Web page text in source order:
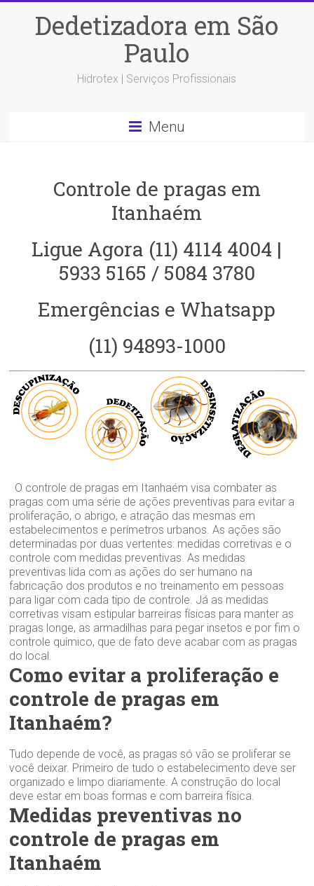
Dedetizadora em São
Paulo
Hidrotex | Serviços Profissionais
Menu
Controle de pragas em
Itanhaém
Ligue Agora (11) 4114 4004 |
5933 5165 / 5084 3780
Emergências e Whatsapp
(11) 94893-1000
O controle de pragas em Itanhaém visa combater as
pragas com uma série de ações preventivas para evitar a
proliferação, o abrigo, e atração das mesmas em
estabelecimentos e perímetros urbanos. As ações são
determinadas por duas vertentes: medidas corretivas e o
controle com medidas preventivas. As medidas
preventivas lida com as ações do ser humano na
fabricação dos produtos e no treinamento em pessoas
para ligar com cada tipo de controle. Já as medidas
corretivas visam estipular barreiras físicas para manter as
pragas longe, as armadilhas para pegar insetos e por fim o
controle químico, que de fato deve acabar com as pragas
do local.
Como evitar a proliferação e
controle de pragas em
Itanhaém?
Tudo depende de você, as pragas só vão se proliferar se
você deixar. Primeiro de tudo o estabelecimento deve ser
organizado e limpo diariamente. A construção do local
deve estar em boas formas e com barreira física.
Medidas preventivas no
controle de pragas em
Itanhaém